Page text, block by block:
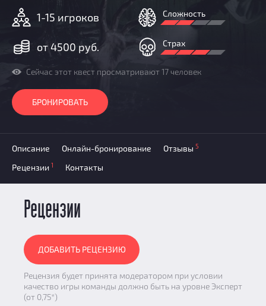
Новости
Партнерам
1-15 игроков
от 4500 руб.
Сложность
Страх
Сейчас этот квест просматривают 17 человек
БРОНИРОВАТЬ
Описание Онлайн-бронирование Отзывы 5
Рецензии 1 Контакты
Рецензии
ДОБАВИТЬ РЕЦЕНЗИЮ
Рецензия будет принята модератором при условии
качество игры команды должно быть на уровне Эксперт
(от 0,75*)